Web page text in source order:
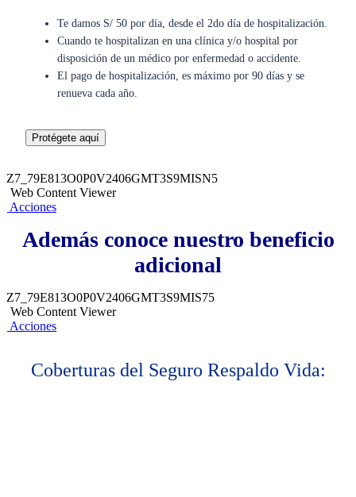
Te damos S/ 50 por día, desde el 2do día de hospitalización.
Cuando te hospitalizan en una clínica y/o hospital por
disposición de un médico por enfermedad o accidente.
El pago de hospitalización, es máximo por 90 días y se
renueva cada año.
Protégete aquí
Z7_79E813O0P0V2406GMT3S9MISN5
Web Content Viewer
Acciones
Además conoce nuestro beneficio
adicional
Z7_79E813O0P0V2406GMT3S9MIS75
Web Content Viewer
Acciones
Coberturas del Seguro Respaldo Vida: